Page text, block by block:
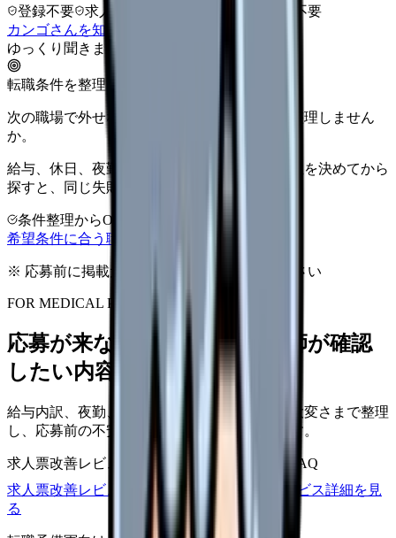
登録不要 求人押し売りなし
病院名は入力不要
カンゴさんを知ってから相談する
ゆっくり聞きます
転職条件を整理
次の職場で外せない条件を、求人を見る前に整理しません
か。
給与、休日、夜勤、通勤、人間関係。優先順位を決めてから
探すと、同じ失敗を繰り返しにくくなります。
条件整理からOK
希望条件に合う職場を相談する
※ 応募前に掲載元の最新情報を確認してください
FOR MEDICAL PROVIDERS
応募が来ない求人票を、看護師が確認
したい内容に直せます
給与内訳、夜勤、休日、教育、職場の正直な大変さまで整理
し、応募前の不安を減らす求人票へ改善します。
求人票改善レビュー 15万円〜
応募前FAQ
求人票改善レビューの見積もりを依頼
サービス詳細を見
る